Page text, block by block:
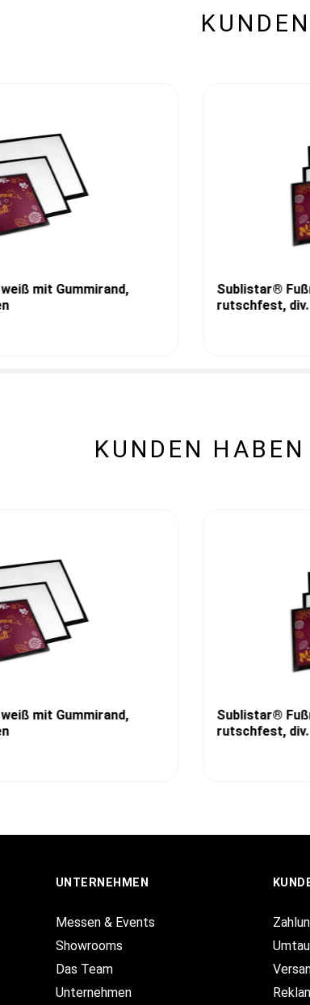
mit Gummirand,
Sublistar®
rutschfest,
KUNDEN
mit Gummirand,
Sublistar®
rutschfest,
UNTERNEHMEN
Messen & Events
Showrooms
Das Team
Unternehmen